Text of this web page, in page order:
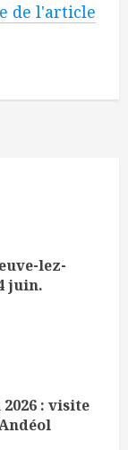
de l'article
lez-
juin.
: visite